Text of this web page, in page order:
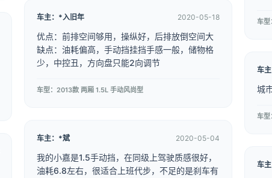
车主：*入旧年 2020-05-18
优点：前排空间够用，操纵好，后排放倒空间大
缺点：油耗偏高，手动挡挂挡手感一般，储物格
少，中控丑，方向盘只能2向调节
车型：2013款 两厢 1.5L 手动风尚型
车主：*斌 2020-05-04
我的小嘉是1.5手动挡，在同级上驾驶质感很好，
油耗6.8左右，很适合上班代步，不足的是刹车有
车型
车
城
车型
车